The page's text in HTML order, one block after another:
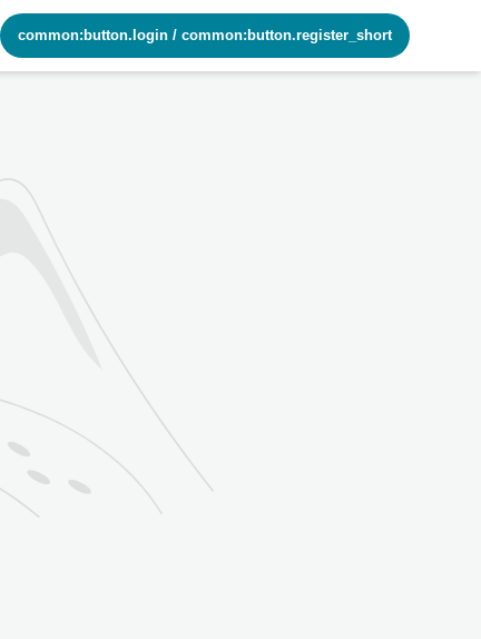
common:button.login / common:button.register_short